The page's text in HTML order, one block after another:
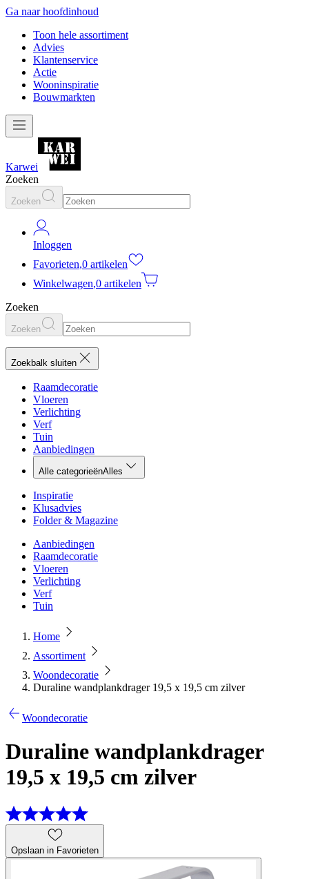
Ga naar hoofdinhoud
Toon hele assortiment
Advies
Klantenservice
Actie
Wooninspiratie
Bouwmarkten
Karwei
Zoeken
Zoeken
Inloggen
Favorieten,0 artikelen
Winkelwagen,0 artikelen
Zoeken
Zoeken
Zoekbalk sluiten
Raamdecoratie
Vloeren
Verlichting
Verf
Tuin
Aanbiedingen
Alle categorieënAlles
Inspiratie
Klusadvies
Folder & Magazine
Aanbiedingen
Raamdecoratie
Vloeren
Verlichting
Verf
Tuin
Home
Assortiment
Woondecoratie
Duraline wandplankdrager 19,5 x 19,5 cm zilver
Woondecoratie
Duraline wandplankdrager
19,5 x 19,5 cm zilver
Opslaan in Favorieten